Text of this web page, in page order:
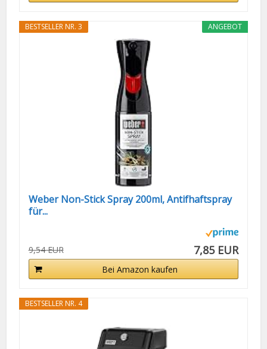
ANGEBOT
BESTSELLER NR. 3
Weber Non-Stick Spray 200ml, Antifhaftspray
für...
9,54 EUR 7,85 EUR
Bei Amazon kaufen
BESTSELLER NR. 4